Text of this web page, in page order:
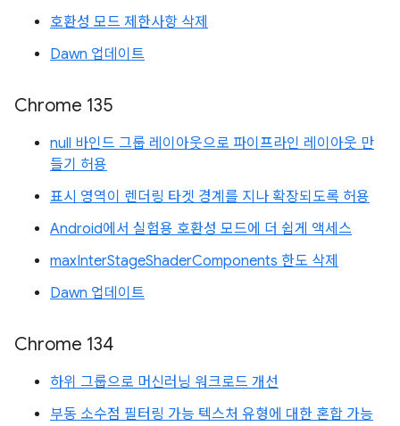
호환성 모드 제한사항 삭제
Dawn 업데이트
Chrome 135
null 바인드 그룹 레이아웃으로 파이프라인 레이아웃 만
들기 허용
표시 영역이 렌더링 타겟 경계를 지나 확장되도록 허용
Android에서 실험용 호환성 모드에 더 쉽게 액세스
maxInterStageShaderComponents 한도 삭제
Dawn 업데이트
Chrome 134
하위 그룹으로 머신러닝 워크로드 개선
부동 소수점 필터링 가능 텍스처 유형에 대한 혼합 가능